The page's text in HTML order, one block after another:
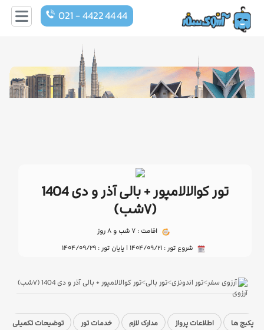
021 - 4422 44 44
تور کوالالامپور + بالی آذر و دی 1404
(۷شب)
اقامت : ۷ شب و ۸ روز
شروع تور : 1404/09/21 | پایان تور : 1404/09/29
آرزوی سفر>تور اندونزی>تور بالی>تور کوالالامپور + بالی آذر و دی 1404 (۷شب)
پکیج ها اطلاعات پرواز مدارک لازم خدمات تور توضیحات تکمیلی